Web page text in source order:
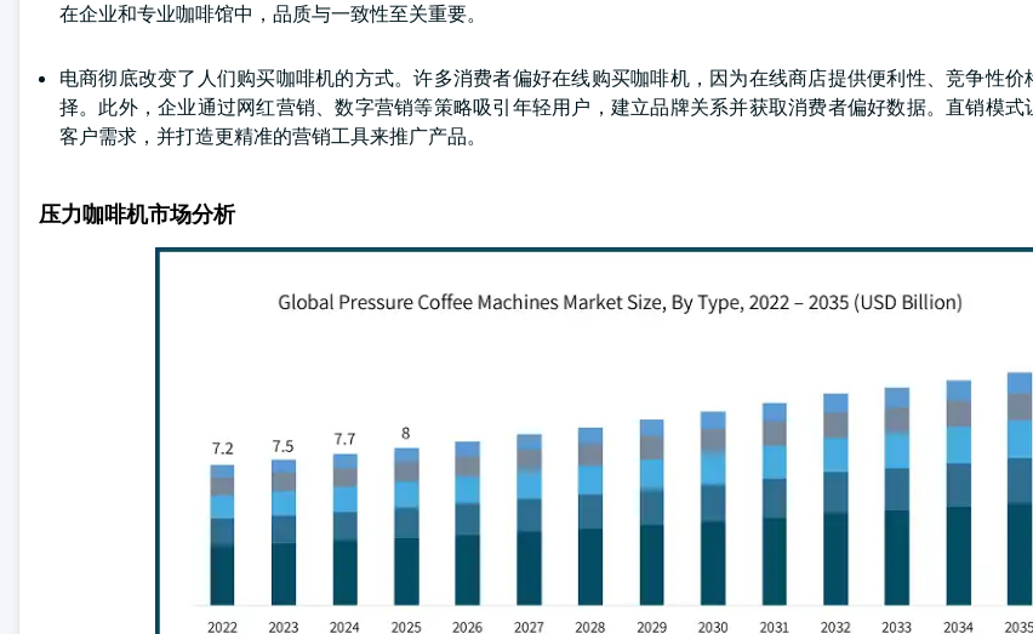
在企业和专业咖啡馆中，品质与一致性至关重要。
电商彻底改变了人们购买咖啡机的方式。许多消费者偏好在线购买咖啡机，因为在线商店提供便利性、竞争性价
择。此外，企业通过网红营销、数字营销等策略吸引年轻用户，建立品牌关系并获取消费者偏好数据。直销模式
客户需求，并打造更精准的营销工具来推广产品。
压力咖啡机市场分析